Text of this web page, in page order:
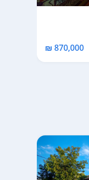
870,000 ₪